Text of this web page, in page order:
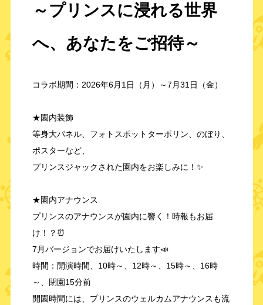
～プリンスに浸れる世界
へ、あなたをご招待～
コラボ期間：2026年6月1日（月）～7月31日（金）
★園内装飾
等身大パネル、フォトスポットターポリン、のぼり、
ポスターなど、
プリンスジャックされた園内をお楽しみに！✨
★園内アナウンス
プリンスのアナウンスが園内に響く！時報もお届
け！？⏰
7月バージョンでお届けいたします📣
時間：開演時間、10時～、12時～、15時～、16時
～、閉園15分前
開園時間には、プリンスのウェルカムアナウンスも流